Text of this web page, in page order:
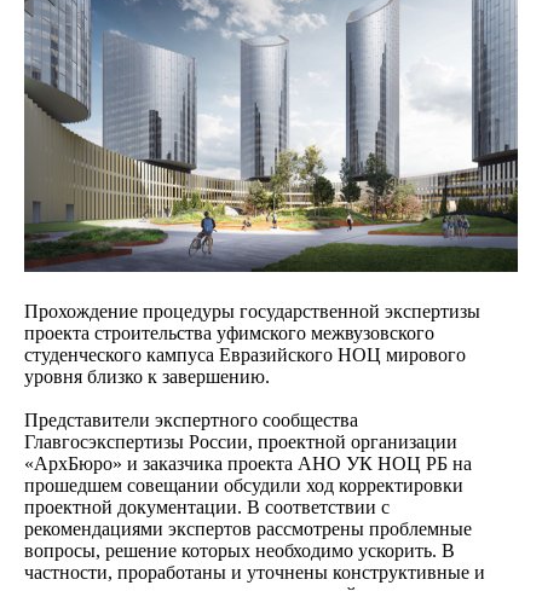
Прохождение процедуры государственной экспертизы
проекта строительства уфимского межвузовского
студенческого кампуса Евразийского НОЦ мирового
уровня близко к завершению.
Представители экспертного сообщества
Главгосэкспертизы России, проектной организации
«АрхБюро» и заказчика проекта АНО УК НОЦ РБ на
прошедшем совещании обсудили ход корректировки
проектной документации. В соответствии с
рекомендациями экспертов рассмотрены проблемные
вопросы, решение которых необходимо ускорить. В
частности, проработаны и уточнены конструктивные и